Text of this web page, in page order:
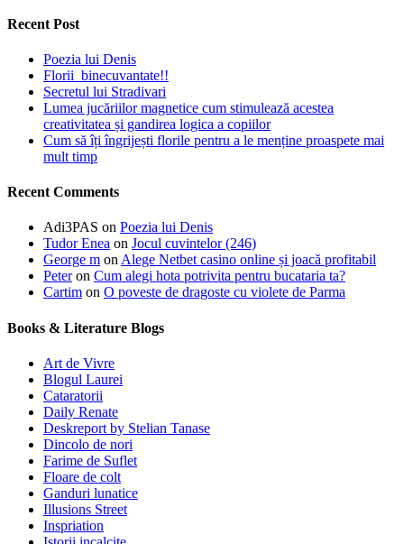
Recent Post
Poezia lui Denis
Florii binecuvantate!!
Secretul lui Stradivari
Lumea jucăriilor magnetice cum stimulează acestea
creativitatea și gandirea logica a copiilor
Cum să îți îngrijești florile pentru a le menține proaspete mai
mult timp
Recent Comments
Adi3PAS on Poezia lui Denis
Tudor Enea on Jocul cuvintelor (246)
George m on Alege Netbet casino online și joacă profitabil
Peteron Cum alegi hota potrivita pentru bucataria ta?
Cartim on O poveste de dragoste cu violete de Parma
Books & Literature Blogs
Art de Vivre
Blogul Laurei
Cataratorii
Daily Renate
Deskreport by Stelian Tanase
Dincolo de nori
Farime de Suflet
Floare de colt
Ganduri lunatice
Illusions Street
Inspriation